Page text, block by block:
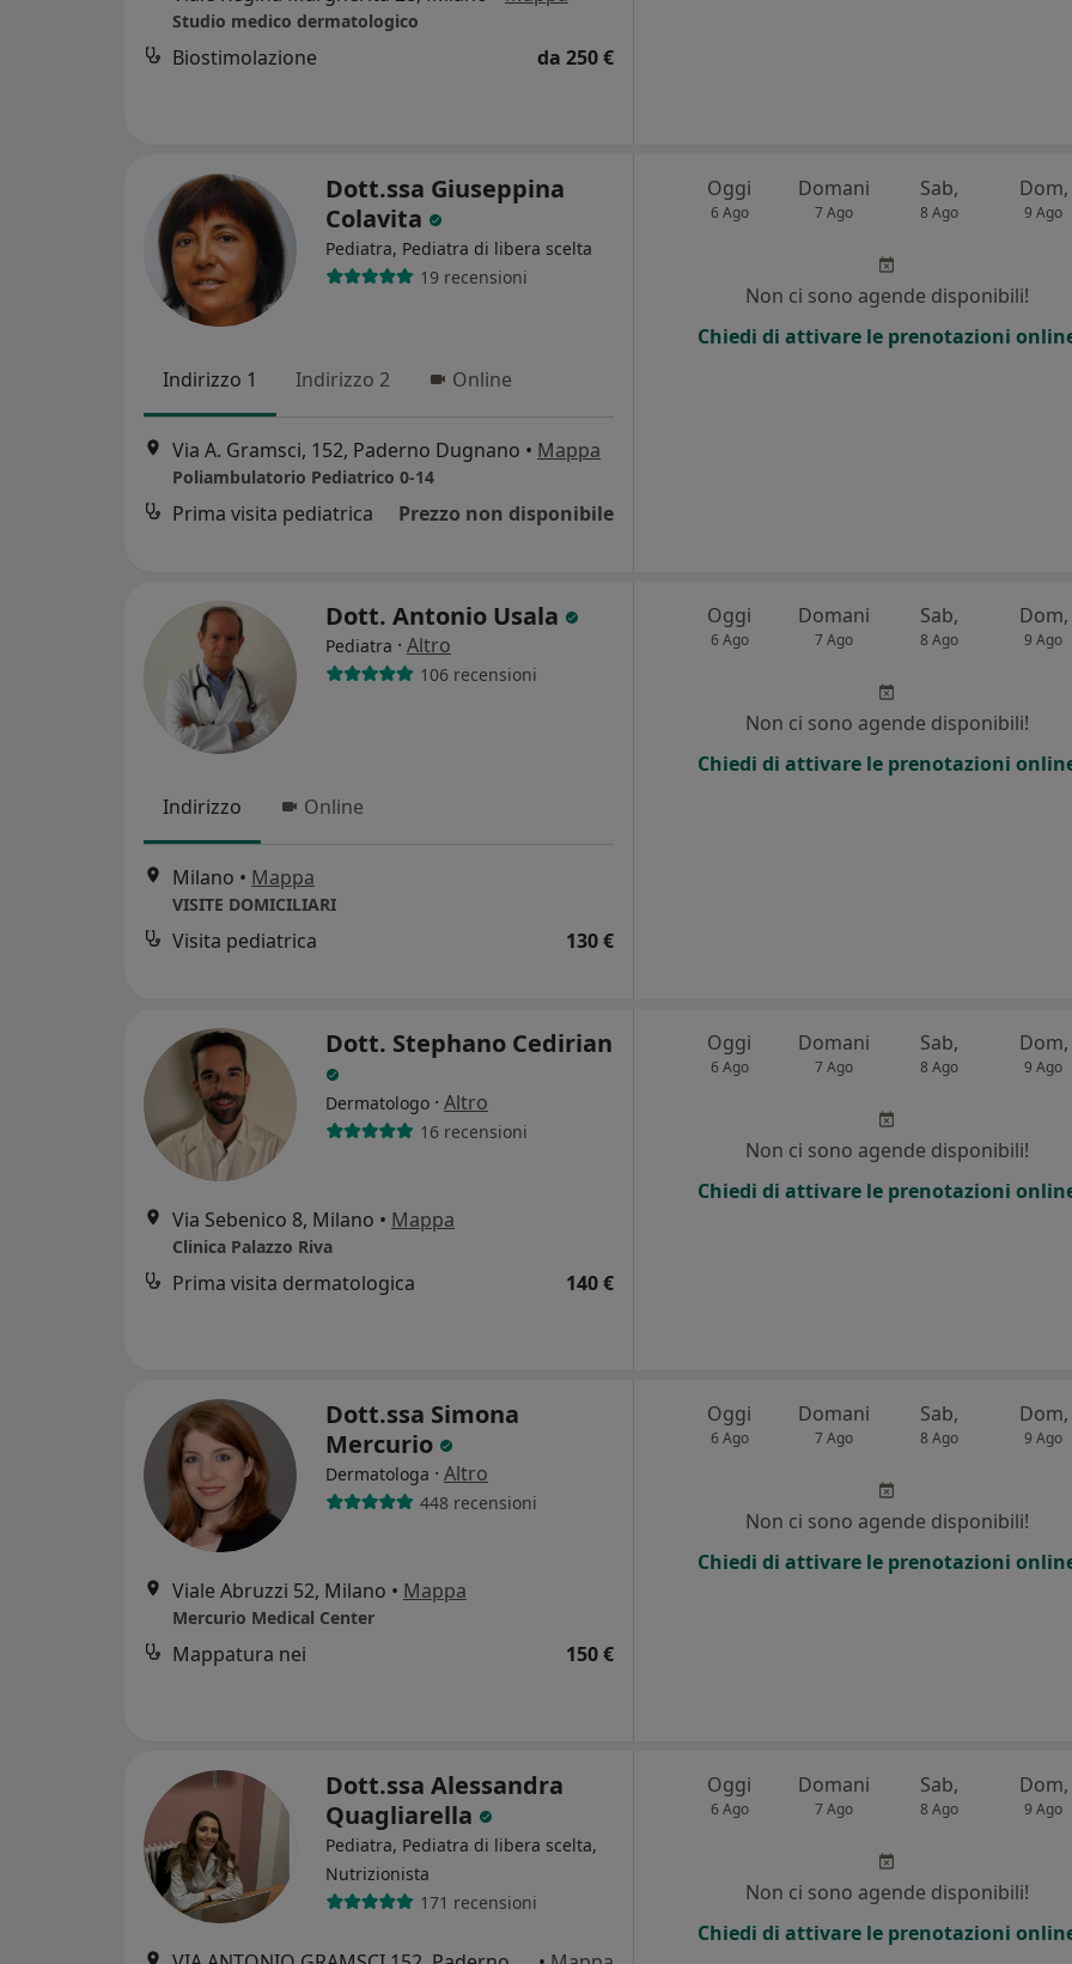
Studio medico dermatologico
Biostimolazione da 250 €
Dott.ssa Giuseppina
Colavita
Pediatra, Pediatra di libera scelta
19 recensioni
Indirizzo 1 Indirizzo 2 Online
Via A. Gramsci, 152, Paderno Dugnano • Mappa
Poliambulatorio Pediatrico 0-14
Prima visita pediatrica Prezzo non disponibile
Oggi
6 Ago
Domani
7 Ago
Sab,
8 Ago
Dom,
9 Ago
Non ci sono agende disponibili!
Chiedi di attivare le prenotazioni
Dott. Antonio Usala
Pediatra · Altro
106 recensioni
Indirizzo Online
Milano • Mappa
VISITE DOMICILIARI
Visita pediatrica 130 €
Oggi
6 Ago
Domani
7 Ago
Sab,
8 Ago
Dom,
9 Ago
Non ci sono agende disponibili!
Chiedi di attivare le prenotazioni
Dott. Stephano Cedirian
Dermatologo · Altro
16 recensioni
Via Sebenico 8, Milano • Mappa
Clinica Palazzo Riva
Prima visita dermatologica 140 €
Oggi
6 Ago
Domani
7 Ago
Sab,
8 Ago
Dom,
9 Ago
Non ci sono agende disponibili!
Chiedi di attivare le prenotazioni
Dott.ssa Simona
Mercurio
Dermatologa · Altro
448 recensioni
Viale Abruzzi 52, Milano • Mappa
Mercurio Medical Center
Mappatura nei 150 €
Oggi
6 Ago
Domani
7 Ago
Sab,
8 Ago
Dom,
9 Ago
Non ci sono agende disponibili!
Chiedi di attivare le prenotazioni
Dott.ssa Alessandra
Quagliarella
Pediatra, Pediatra di libera scelta,
Nutrizionista
171 recensioni
Oggi
6 Ago
Domani
7 Ago
Sab,
8 Ago
Dom,
9 Ago
Non ci sono agende disponibili!
Chiedi di attivare le prenotazioni